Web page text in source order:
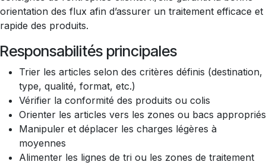
orientation des flux afin d’assurer un traitement efficace et
rapide des produits.
Responsabilités principales
Trier les articles selon des critères définis (destination,
type, qualité, format, etc.)
Vérifier la conformité des produits ou colis
Orienter les articles vers les zones ou bacs appropriés
Manipuler et déplacer les charges légères à
moyennes
Alimenter les lignes de tri ou les zones de traitement